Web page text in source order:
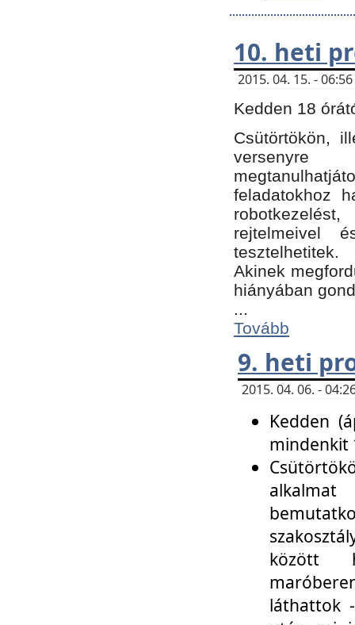
10. heti
2015. 04. 15. -
Kedden 18
Csütörtökön,
versenyre
feladatokhoz
rejtelmeivel
tesztelhetitek.
Akinek
hiányában
...
Tovább
9. heti
2015. 04. 06. -
Kedden
mindenkit
között
láthattok